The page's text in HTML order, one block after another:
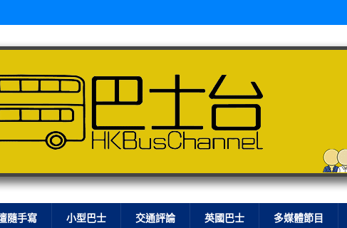
隨手寫 小型巴士 交通評論 英國巴士 多媒體節目